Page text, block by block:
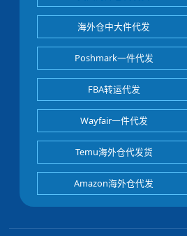
海外仓中大件代发
Poshmark一件代发
FBA转运代发
Wayfair一件代发
Temu海外仓代发货
Amazon海外仓代发